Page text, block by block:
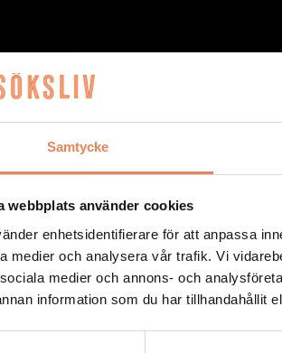
Samtycke
webbplats använder cookies
enhetsidentifierare för att anpassa
medier och analysera vår trafik. Vi
medier och annons- och
information som du har tillhandahållit
Tipsa en vän: